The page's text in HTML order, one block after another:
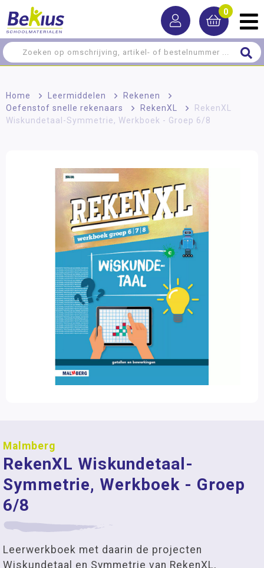
0
Home > Leermiddelen > Rekenen
>
Oefenstof snelle rekenaars
> RekenXL >
RekenXL
Wiskundetaal-Symmetrie, Werkboek - Groep 6/8
Malmberg
RekenXL Wiskundetaal-
Symmetrie, Werkboek - Groep
6/8
Leerwerkboek met daarin de projecten
Wiskundetaal en Symmetrie van RekenXL,